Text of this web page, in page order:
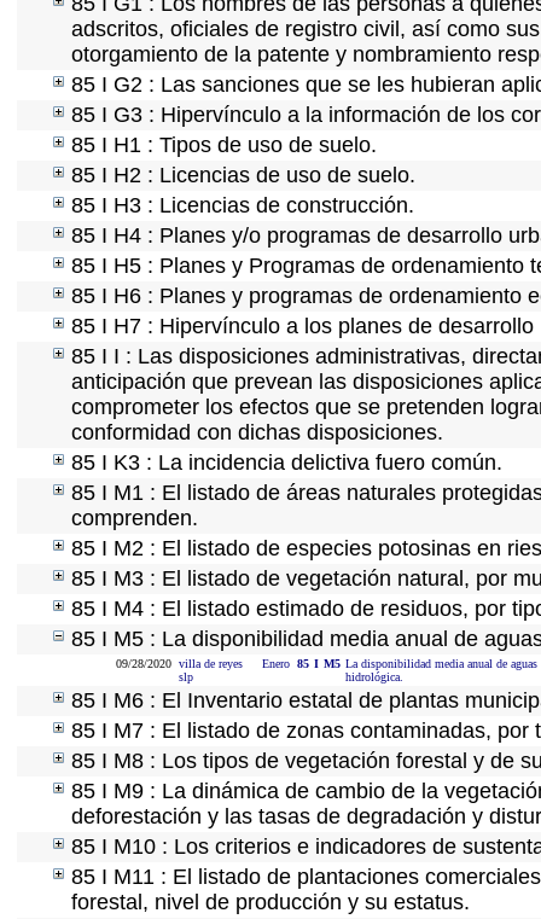
adscritos, oficiales de registro civil, así como
otorgamiento de la patente y nombramiento
85 I G2 : Las sanciones que se les hubieran
85 I G3 : Hipervínculo a la información de los
85 I H1 : Tipos de uso de suelo.
85 I H2 : Licencias de uso de suelo.
85 I H3 : Licencias de construcción.
85 I H4 : Planes y/o programas de desarrollo
85 I H5 : Planes y Programas de ordenamiento
85 I H6 : Planes y programas de ordenamiento
85 I H7 : Hipervínculo a los planes de desarrollo
85 I I : Las disposiciones administrativas,
anticipación que prevean las disposiciones
comprometer los efectos que se pretenden
conformidad con dichas disposiciones.
85 I K3 : La incidencia delictiva fuero común.
85 I M1 : El listado de áreas naturales
comprenden.
85 I M2 : El listado de especies potosinas en
85 I M3 : El listado de vegetación natural, por
85 I M4 : El listado estimado de residuos, por
85 I M5 : La disponibilidad media anual de
09/28/2020 villa de reyes
slp
Enero 85 I M5 La disponibilidad media anual de
hidrológica.
85 I M6 : El Inventario estatal de plantas
85 I M7 : El listado de zonas contaminadas,
85 I M8 : Los tipos de vegetación forestal y de
85 I M9 : La dinámica de cambio de la
deforestación y las tasas de degradación y
85 I M10 : Los criterios e indicadores de
85 I M11 : El listado de plantaciones
forestal, nivel de producción y su estatus.